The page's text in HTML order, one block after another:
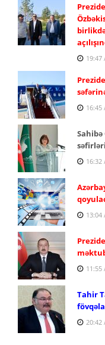
19:47
16:45
16:32
13:04
11:55
Tahir
20:42